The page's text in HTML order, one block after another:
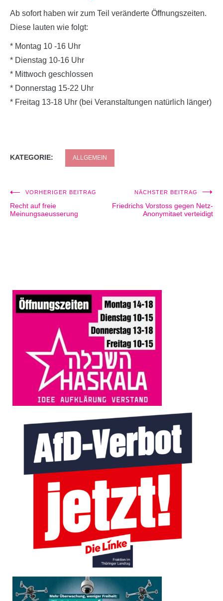
Ab sofort haben wir zum Teil veränderte Öffnungszeiten.
Diese lauten wie folgt:
* Montag 10 -16 Uhr
* Dienstag 10-16 Uhr
* Mittwoch geschlossen
* Donnerstag 15-22 Uhr
* Freitag 13-18 Uhr (bei Veranstaltungen natürlich länger)
KATEGORIE: ALLGEMEIN
Beitragsnavigation
VORHERIGER BEITRAG
Recht auf freie
Meinungsaeusserung
NÄCHSTER BEITRAG
Friedrichs Vorstoss gegen Netz-
Anonymitaet verteidigt